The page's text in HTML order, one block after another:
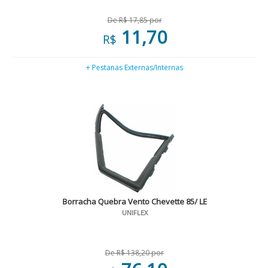
De R$ 17,85 por
R$ 11,70
+ Pestanas Externas/Internas
Borracha Quebra Vento Chevette 85/ LE
UNIFLEX
De R$ 138,20 por